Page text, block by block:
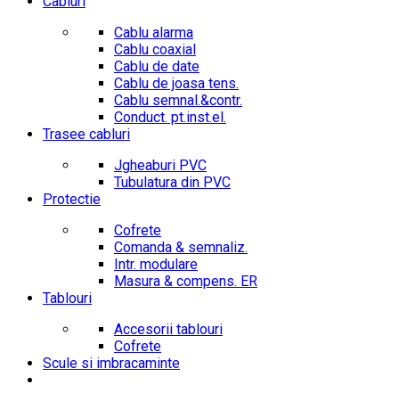
Cablu alarma
Cablu coaxial
Cablu de date
Cablu de joasa tens.
Cablu semnal.&contr.
Conduct. pt.inst.el.
Trasee cabluri
Jgheaburi PVC
Tubulatura din PVC
Protectie
Cofrete
Comanda & semnaliz.
Intr. modulare
Masura & compens. ER
Tablouri
Accesorii tablouri
Cofrete
Scule si imbracaminte